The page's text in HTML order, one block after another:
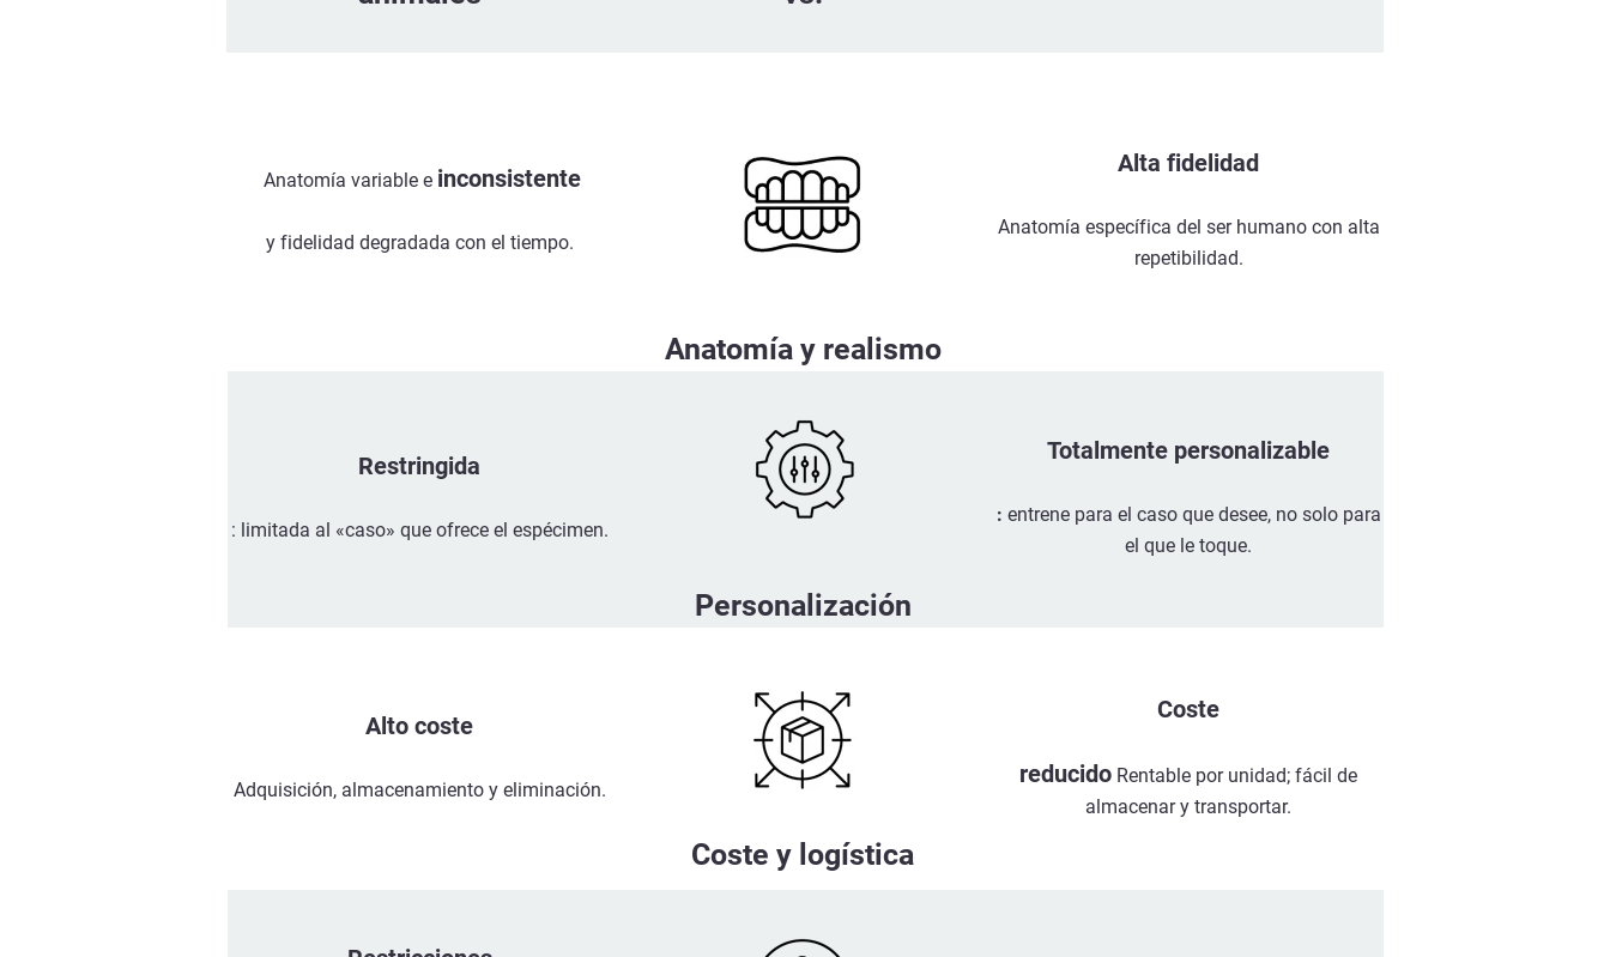
Anatomía variable e inconsistente
y fidelidad degradada con el tiempo.
Anatomía y realismo
Alta fidelidad
Anatomía específica del ser humano con alta
repetibilidad.
Restringida
: limitada al «caso» que ofrece el espécimen.
Personalización
Totalmente personalizable
: entrene para el caso que desee, no solo para
el que le toque.
Alto coste
Adquisición, almacenamiento y eliminación.
Coste y logística
Coste
reducido Rentable por unidad; fácil de
almacenar y transportar.